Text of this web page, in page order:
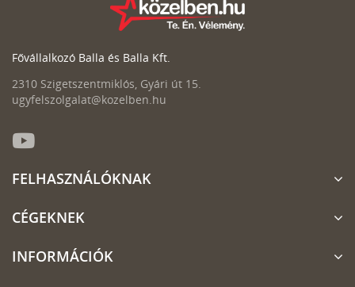
Fővállalkozó Balla és Balla Kft.
2310 Szigetszentmiklós, Gyári út 15.
ugyfelszolgalat@kozelben.hu
FELHASZNÁLÓKNAK
CÉGEKNEK
INFORMÁCIÓK